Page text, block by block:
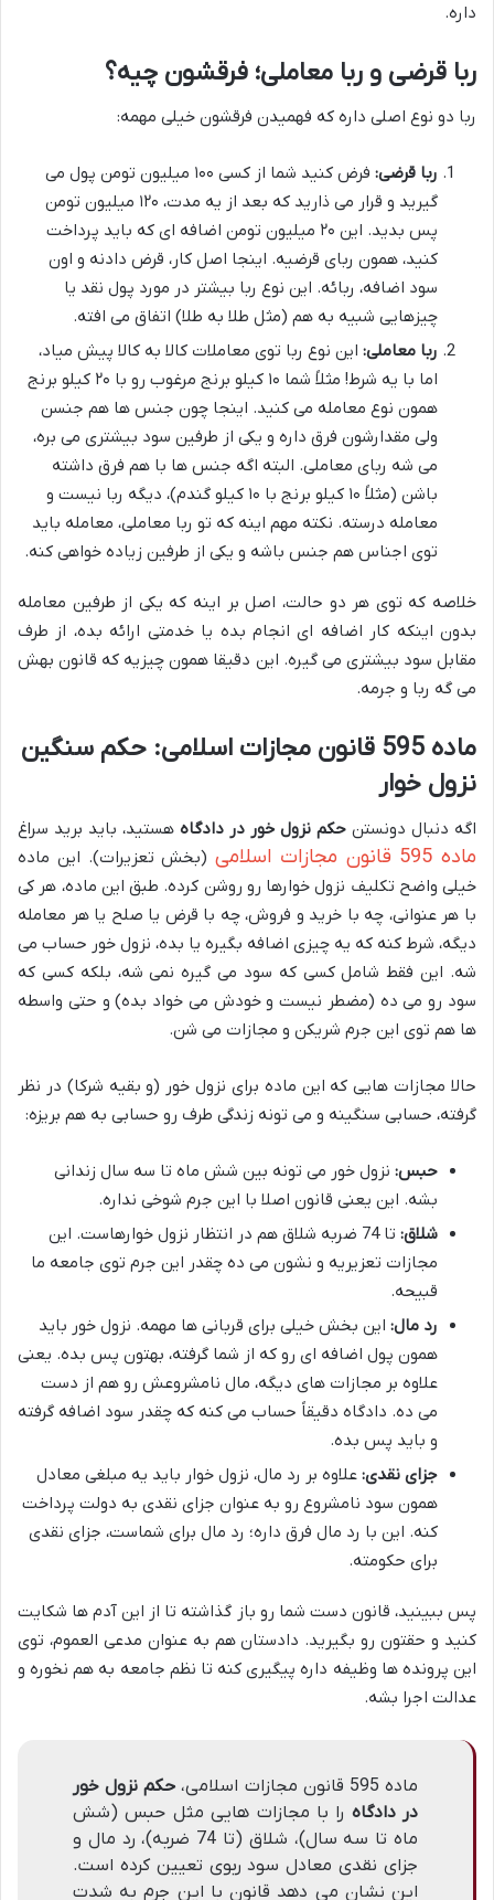
داره.
ربا قرضی و ربا معاملی؛ فرقشون چیه؟
ربا دو نوع اصلی داره که فهمیدن فرقشون خیلی مهمه:
ربا قرضی:
فرض کنید شما از کسی ۱۰۰ میلیون تومن پول می
گیرید و قرار می ذارید که بعد از یه مدت، ۱۲۰ میلیون تومن
پس بدید. این ۲۰ میلیون تومن اضافه ای که باید پرداخت
کنید، همون ربای قرضیه. اینجا اصل کار، قرض دادنه و اون
سود اضافه، ربائه. این نوع ربا بیشتر در مورد پول نقد یا
چیزهایی شبیه به هم (مثل طلا به طلا) اتفاق می افته.
ربا معاملی: این نوع ربا توی معاملات کالا به کالا پیش میاد،
اما با یه شرط! مثلاً شما ۱۰ کیلو برنج مرغوب رو با ۲۰ کیلو برنج
همون نوع معامله می کنید. اینجا چون جنس ها هم جنسن
ولی مقدارشون فرق داره و یکی از طرفین سود بیشتری می بره،
می شه ربای معاملی. البته اگه جنس ها با هم فرق داشته
باشن (مثلاً ۱۰ کیلو برنج با ۱۰ کیلو گندم)، دیگه ربا نیست و
معامله درسته. نکته مهم اینه که تو ربا معاملی، معامله باید
توی اجناس هم جنس باشه و یکی از طرفین زیاده خواهی کنه.
خلاصه که توی هر دو حالت، اصل بر اینه که یکی از طرفین معامله
بدون اینکه کار اضافه ای انجام بده یا خدمتی ارائه بده، از طرف
مقابل سود بیشتری می گیره. این دقیقا همون چیزیه که قانون بهش
می گه ربا و جرمه.
ماده 595 قانون مجازات اسلامی: حکم سنگین
نزول خوار
اگه دنبال دونستن حکم نزول خور در دادگاه هستید، باید برید سراغ
ماده 595 قانون مجازات اسلامی
(بخش تعزیرات). این ماده
خیلی واضح تکلیف نزول خوارها رو روشن کرده. طبق این ماده، هر کی
با هر عنوانی، چه با خرید و فروش، چه با قرض یا صلح یا هر معامله
دیگه، شرط کنه که یه چیزی اضافه بگیره یا بده، نزول خور حساب می
شه. این فقط شامل کسی که سود می گیره نمی شه، بلکه کسی که
سود رو می ده (مضطر نیست و خودش می خواد بده) و حتی واسطه
ها هم توی این جرم شریکن و مجازات می شن.
حالا مجازات هایی که این ماده برای نزول خور (و بقیه شرکا) در نظر
گرفته، حسابی سنگینه و می تونه زندگی طرف رو حسابی به هم بریزه:
حبس: نزول خور می تونه بین شش ماه تا سه سال زندانی
بشه. این یعنی قانون اصلا با این جرم شوخی نداره.
شلاق:
تا 74 ضربه شلاق هم در انتظار نزول خوارهاست. این
مجازات تعزیریه و نشون می ده چقدر این جرم توی جامعه ما
قبیحه.
رد مال: این بخش خیلی برای قربانی ها مهمه. نزول خور باید
همون پول اضافه ای رو که از شما گرفته، بهتون پس بده. یعنی
علاوه بر مجازات های دیگه، مال نامشروعش رو هم از دست
می ده. دادگاه دقیقاً حساب می کنه که چقدر سود اضافه گرفته
و باید پس بده.
جزای نقدی: علاوه بر رد مال، نزول خوار باید یه مبلغی معادل
همون سود نامشروع رو به عنوان جزای نقدی به دولت پرداخت
کنه. این با رد مال فرق داره؛ رد مال برای شماست، جزای نقدی
برای حکومته.
پس ببینید، قانون دست شما رو باز گذاشته تا از این آدم ها شکایت
کنید و حقتون رو بگیرید. دادستان هم به عنوان مدعی العموم، توی
این پرونده ها وظیفه داره پیگیری کنه تا نظم جامعه به هم نخوره و
عدالت اجرا بشه.
ماده 595 قانون مجازات اسلامی،
حکم نزول خور
در دادگاه را با مجازات هایی مثل حبس (شش
ماه تا سه سال)، شلاق (تا 74 ضربه)، رد مال و
جزای نقدی معادل سود ربوی تعیین کرده است.
این نشان می دهد قانون با این جرم به شدت